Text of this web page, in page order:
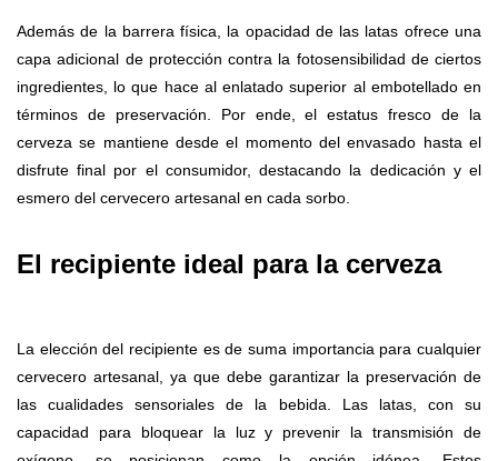
Además de la barrera física, la opacidad de las latas ofrece una
capa adicional de protección contra la fotosensibilidad de ciertos
ingredientes, lo que hace al enlatado superior al embotellado en
términos de preservación. Por ende, el estatus fresco de la
cerveza se mantiene desde el momento del envasado hasta el
disfrute final por el consumidor, destacando la dedicación y el
esmero del cervecero artesanal en cada sorbo.
El recipiente ideal para la cerveza
La elección del recipiente es de suma importancia para cualquier
cervecero artesanal, ya que debe garantizar la preservación de
las cualidades sensoriales de la bebida. Las latas, con su
capacidad para bloquear la luz y prevenir la transmisión de